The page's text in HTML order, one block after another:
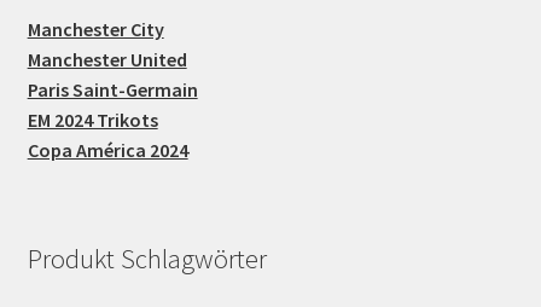
Manchester City
Manchester United
Paris Saint-Germain
EM 2024 Trikots
Copa América 2024
Produkt Schlagwörter